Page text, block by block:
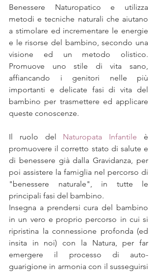
Benessere Naturopatico e utilizza
metodi e tecniche naturali che aiutano
a stimolare ed incrementare le energie
e le risorse del bambino, secondo una
visione ed un metodo olistico.
Promuove uno stile di vita sano,
affiancando i genitori nelle più
importanti e delicate fasi di vita del
bambino per trasmettere ed applicare
queste conoscenze.
Il ruolo del Naturopata Infantile è
promuovere il corretto stato di salute e
di benessere già dalla Gravidanza, per
poi assistere la famiglia nel percorso di
"benessere naturale", in tutte le
principali fasi del bambino.
Insegna a prendersi cura del bambino
in un vero e proprio percorso in cui si
ripristina la connessione profonda (ed
insita in noi) con la Natura, per far
emergere il processo di auto-
guarigione in armonia con il susseguirsi